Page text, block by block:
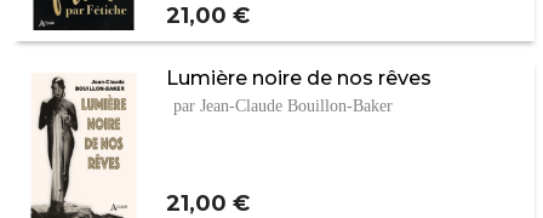
Prix
21,00 €
Lumière noire de nos rêves
par Jean-Claude Bouillon-Baker
Prix
21,00 €